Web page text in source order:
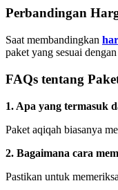
Perbandingan
Saat membandingkan
paket yang sesuai
FAQs tentang
1. Apa yang termasuk
Paket aqiqah biasanya
2. Bagaimana cara
Pastikan untuk